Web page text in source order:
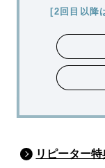
[2回目以降
リピーター